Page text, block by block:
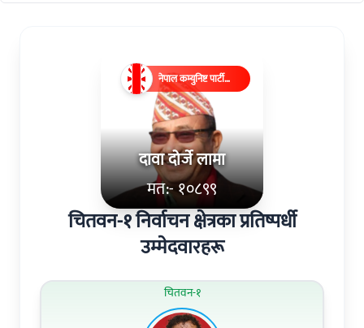
दावा दोर्जे लामा
मत:- १०८९९
नेपाल कम्युनिष्ट पार्टी
(एमाले)
चितवन-१ निर्वाचन क्षेत्रका प्रतिष्पर्धी
उम्मेदवारहरू
चितवन-१